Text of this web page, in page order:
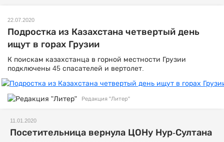
22.07.2020
Подростка из Казахстана четвертый день
ищут в горах Грузии
К поискам казахстанца в горной местности Грузии
подключены 45 спасателей и вертолет.
Редакция "Литер"
11.01.2020
Посетительница вернула ЦОНу Нур-Султана